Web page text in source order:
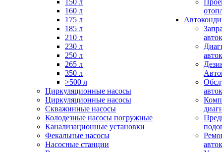
150 л
160 л
175 л
185 л
210 л
230 л
250 л
265 л
350 л
>500 л
Циркуляционные насосы
Циркуляционные насосы
Скважинные насосы
Колодезные насосы погружные
Канализационные установки
Фекальные насосы
Насосные станции